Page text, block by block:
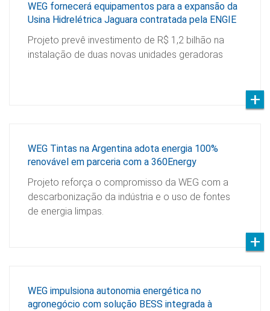
WEG fornecerá equipamentos para a expansão da
Usina Hidrelétrica Jaguara contratada pela ENGIE
Projeto prevê investimento de R$ 1,2 bilhão na
instalação de duas novas unidades geradoras
WEG Tintas na Argentina adota energia 100%
renovável em parceria com a 360Energy
Projeto reforça o compromisso da WEG com a
descarbonização da indústria e o uso de fontes
de energia limpas.
WEG impulsiona autonomia energética no
agronegócio com solução BESS integrada à